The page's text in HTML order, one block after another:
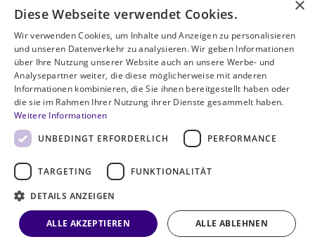
×
Diese Webseite verwendet Cookies.
Wir verwenden Cookies, um Inhalte und Anzeigen zu personalisieren
und unseren Datenverkehr zu analysieren. Wir geben Informationen
über Ihre Nutzung unserer Website auch an unsere Werbe- und
Analysepartner weiter, die diese möglicherweise mit anderen
Informationen kombinieren, die Sie ihnen bereitgestellt haben oder
die sie im Rahmen Ihrer Nutzung ihrer Dienste gesammelt haben.
Weitere Informationen
UNBEDINGT ERFORDERLICH
PERFORMANCE
TARGETING FUNKTIONALITÄT
DETAILS ANZEIGEN
ALLE AKZEPTIEREN ALLE ABLEHNEN